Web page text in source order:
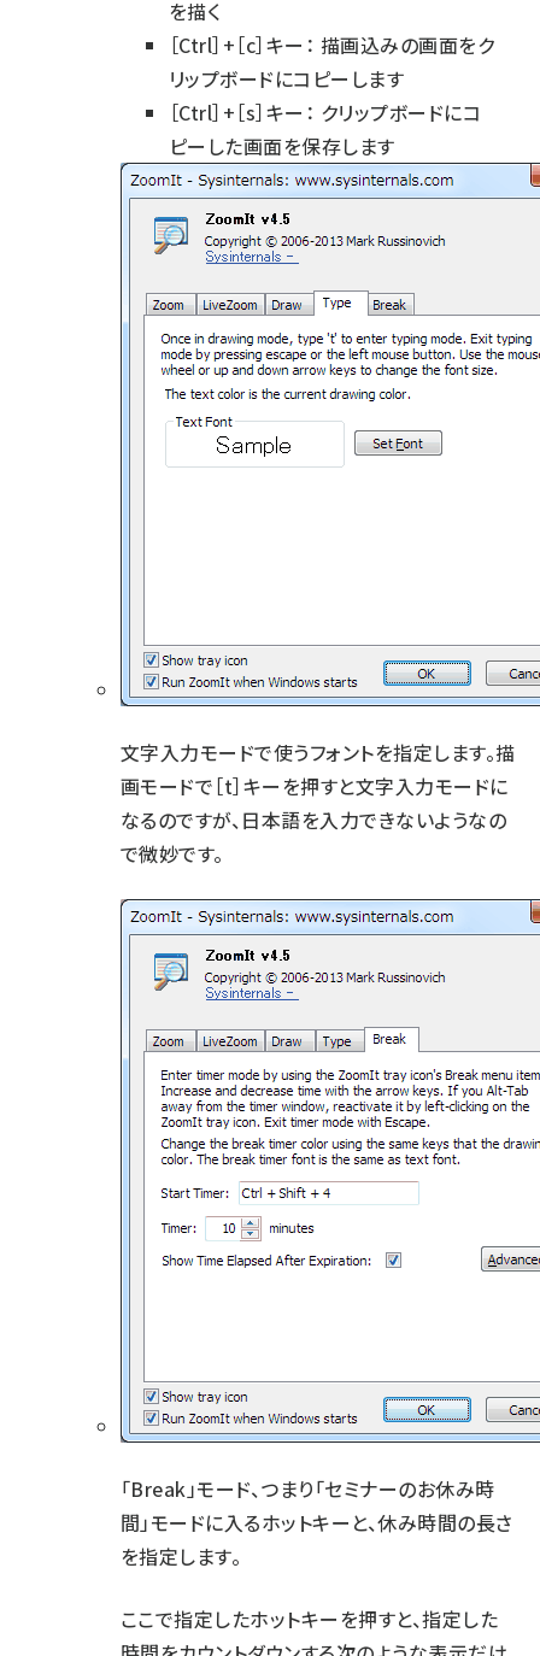
を描く
［Ctrl］+［c］キー： 描画込みの画面をク
リップボードにコピーします
［Ctrl］+［s］キー： クリップボードにコ
ピーした画面を保存します
文字入力モードで使うフォントを指定します。描
画モードで［t］キーを押すと文字入力モードに
なるのですが、日本語を入力できないようなの
で微妙です。
「Break」モード、つまり「セミナーのお休み時
間」モードに入るホットキーと、休み時間の長さ
を指定します。
ここで指定したホットキーを押すと、指定した